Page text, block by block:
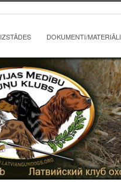
IZSTĀDES DOKUMENTI/MATERIĀLI